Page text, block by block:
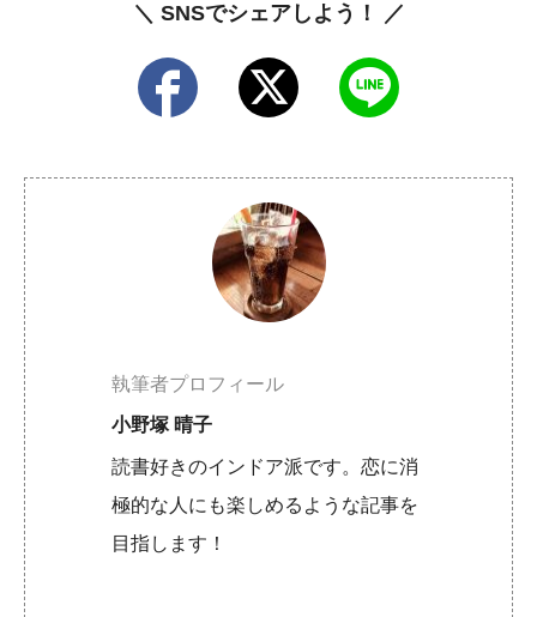
＼ SNSでシェアしよう！ ／
執筆者プロフィール
小野塚 晴子
読書好きのインドア派です。恋に消
極的な人にも楽しめるような記事を
目指します！